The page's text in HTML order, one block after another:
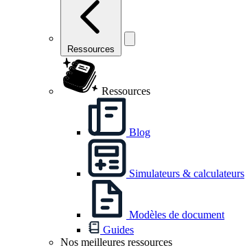
Ressources
Ressources
Blog
Simulateurs & calculateurs
Modèles de document
Guides
Nos meilleures ressources